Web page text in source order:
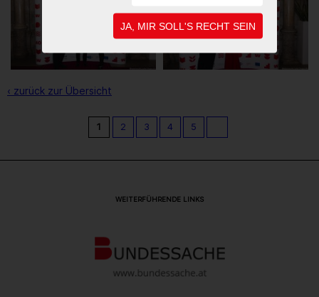
JA, MIR SOLL'S RECHT SEIN
‹ zurück zur Übersicht
1 2 3 4 5
WEITERFÜHRENDE LINKS